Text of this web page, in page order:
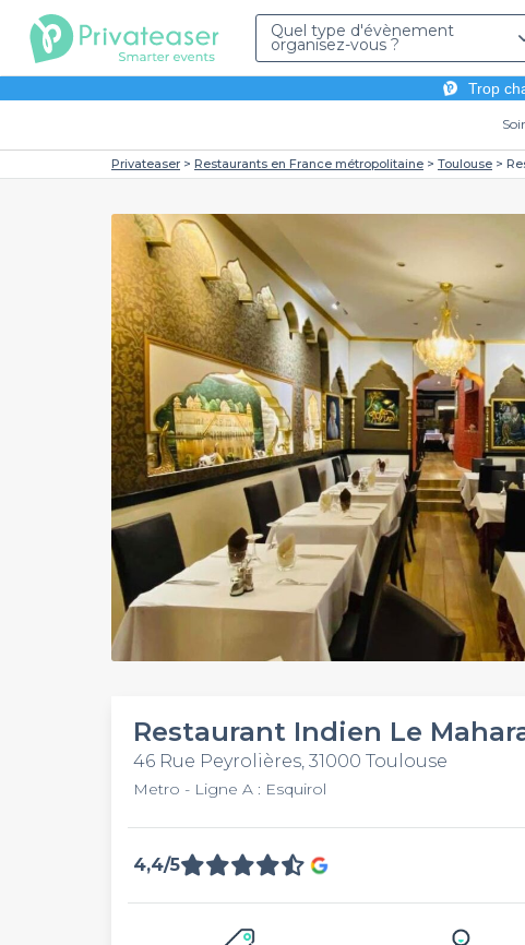
Quel type d'évènement
organisez-vous ?
Trop
Privateaser Restaurants en France métropolitaine Toulouse
Restaurant Indien Le
46 Rue Peyrolières, 31000 Toulouse
Metro - Ligne A : Esquirol
4,4/5